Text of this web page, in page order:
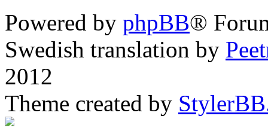
Powered by phpBB®
Swedish translation by
2012
Theme created by